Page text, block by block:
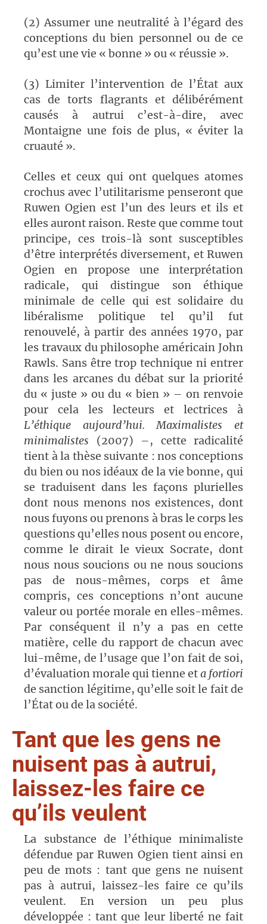
(2) Assumer une neutralité à l’égard des
conceptions du bien personnel ou de ce
qu’est une vie « bonne » ou « réussie ».
(3) Limiter l’intervention de l’État aux
cas de torts flagrants et délibérément
causés à autrui c’est-à-dire, avec
Montaigne une fois de plus, « éviter la
cruauté ».
Celles et ceux qui ont quelques atomes
crochus avec l’utilitarisme penseront que
Ruwen Ogien est l’un des leurs et ils et
elles auront raison. Reste que comme tout
principe, ces trois-là sont susceptibles
d’être interprétés diversement, et Ruwen
Ogien en propose une interprétation
radicale, qui distingue son éthique
minimale de celle qui est solidaire du
libéralisme politique tel qu’il fut
renouvelé, à partir des années 1970, par
les travaux du philosophe américain John
Rawls. Sans être trop technique ni entrer
dans les arcanes du débat sur la priorité
du « juste » ou du « bien » – on renvoie
pour cela les lecteurs et lectrices à
L’éthique aujourd’hui. Maximalistes et
minimalistes (2007) –, cette radicalité
tient à la thèse suivante : nos conceptions
du bien ou nos idéaux de la vie bonne, qui
se traduisent dans les façons plurielles
dont nous menons nos existences, dont
nous fuyons ou prenons à bras le corps les
questions qu’elles nous posent ou encore,
comme le dirait le vieux Socrate, dont
nous nous soucions ou ne nous soucions
pas de nous-mêmes, corps et âme
compris, ces conceptions n’ont aucune
valeur ou portée morale en elles-mêmes.
Par conséquent il n’y a pas en cette
matière, celle du rapport de chacun avec
lui-même, de l’usage que l’on fait de soi,
d’évaluation morale qui tienne eta fortiori
de sanction légitime, qu’elle soit le fait de
l’État ou de la société.
Tant que les gens ne
nuisent pas à autrui,
laissez-les faire ce
qu’ils veulent
La substance de l’éthique minimaliste
défendue par Ruwen Ogien tient ainsi en
peu de mots : tant que gens ne nuisent
pas à autrui, laissez-les faire ce qu’ils
veulent. En version un peu plus
développée : tant que leur liberté ne fait